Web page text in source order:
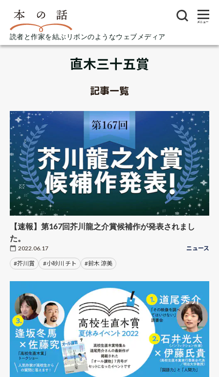
読者と作家を結ぶリボンのようなウェブメディア
メニュー
直木三十五賞
記事一覧
【速報】第167回芥川龍之介賞候補作が発表されまし
た。
2022.06.17 ニュース
#芥川賞 #小砂川 チト #鈴木 涼美